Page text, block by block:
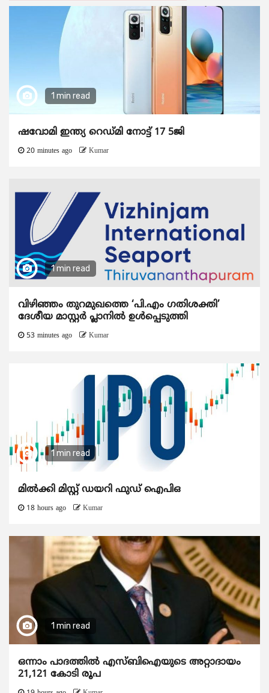
1 min read
ഷവോമി ഇന്ത്യ റെഡ്മി നോട്ട് 17 5ജി
20 minutes ago Kumar
1 min read
വിഴിഞ്ഞം തുറമുഖത്തെ ‘പി.എം ഗതിശക്തി’
ദേശീയ മാസ്റ്റർ പ്ലാനിൽ ഉൾപ്പെടുത്തി
53 minutes ago Kumar
1 min read
മിൽക്കി മിസ്റ്റ് ഡയറി ഫുഡ് ഐപിഒ
18 hours ago Kumar
1 min read
ഒന്നാം പാദത്തിൽ എസ്ബിഐയുടെ അറ്റാദായം
21,121 കോടി രൂപ